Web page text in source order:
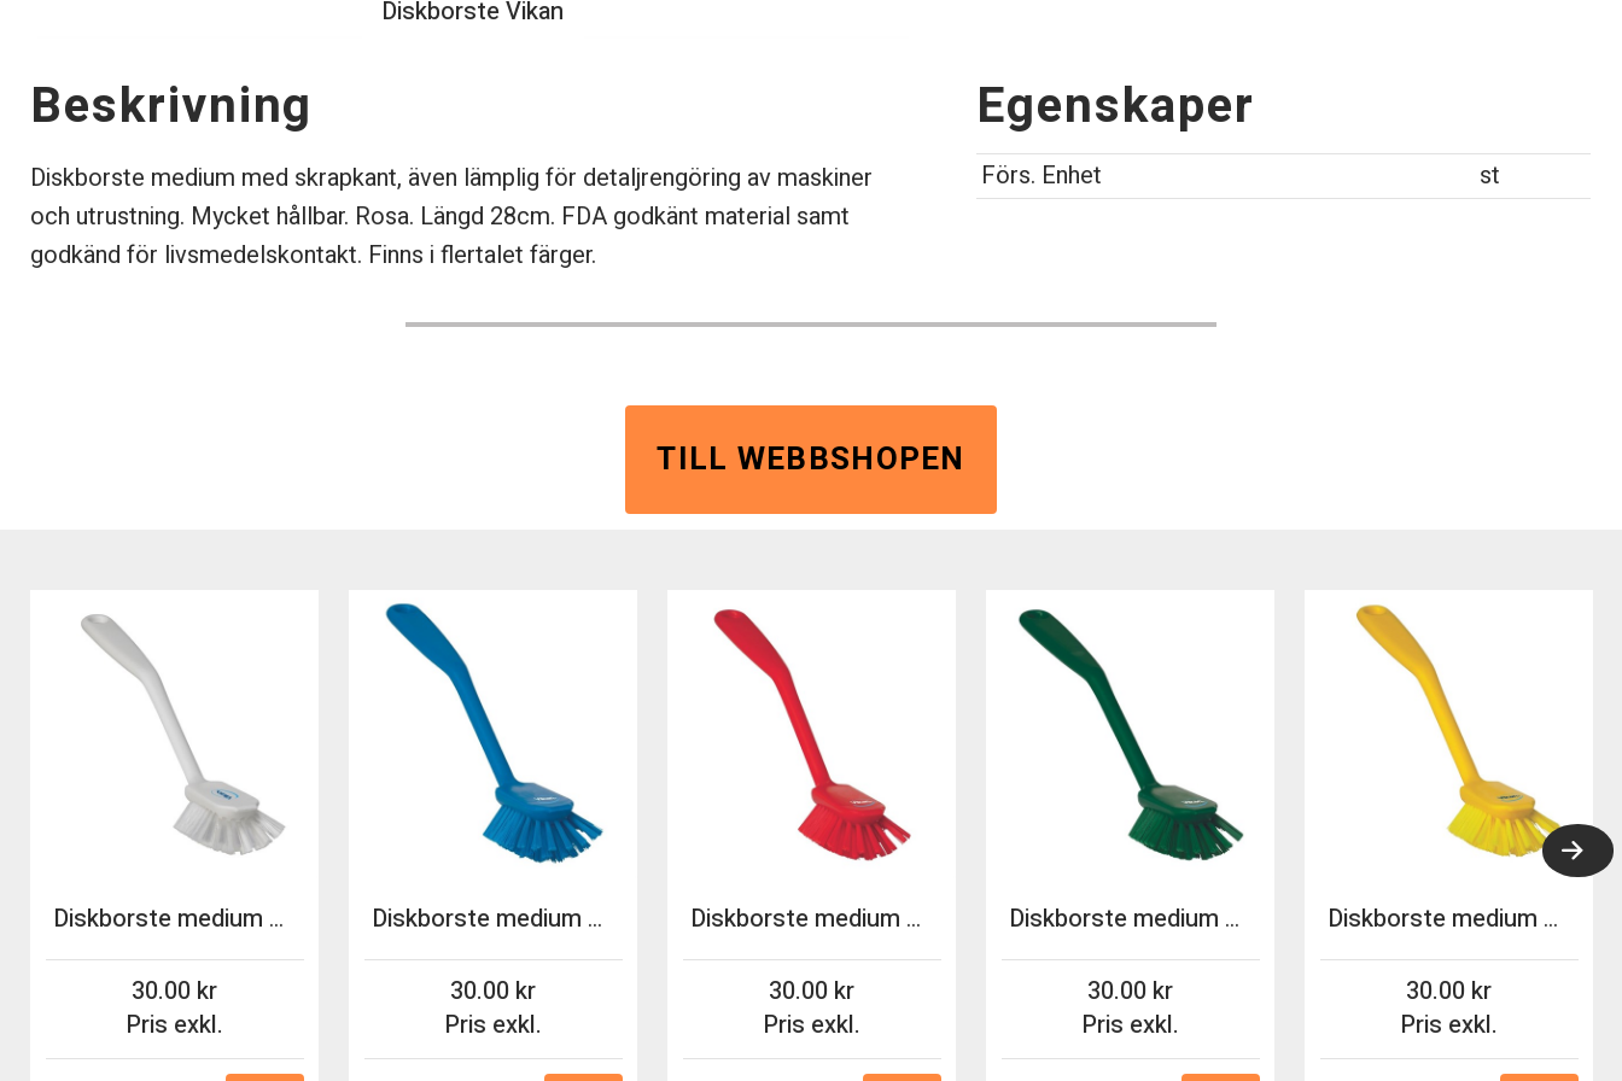
Diskborste Vikan
Beskrivning
Diskborste medium med skrapkant, även lämplig för detaljrengöring av maskiner
och utrustning. Mycket hållbar. Rosa. Längd 28cm. FDA godkänt material samt
godkänd för livsmedelskontakt. Finns i flertalet färger.
Egenskaper
Förs. Enhet st
TILL WEBBSHOPEN
Diskborste medium Vikan 28cm vit
Pris exkl.
30.00
Diskborste medium Vikan 28cm blå
Pris exkl.
30.00
Diskborste medium Vikan 28cm röd
Pris exkl.
30.00
Diskborste medium Vikan 28cm grön
Pris exkl.
30.00
Diskborste medium Vikan 28cm gul
Pris exkl.
30.00